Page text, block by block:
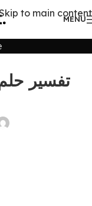
to main content
MENU
تفسير